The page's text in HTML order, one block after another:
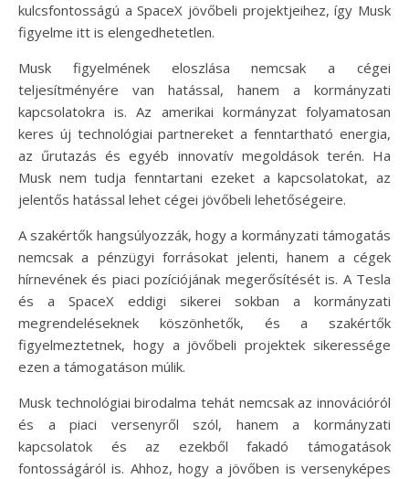
kulcsfontosságú a SpaceX jövőbeli projektjeihez, így Musk
figyelme itt is elengedhetetlen.
Musk figyelmének eloszlása nemcsak a cégei
teljesítményére van hatással, hanem a kormányzati
kapcsolatokra is. Az amerikai kormányzat folyamatosan
keres új technológiai partnereket a fenntartható energia,
az űrutazás és egyéb innovatív megoldások terén. Ha
Musk nem tudja fenntartani ezeket a kapcsolatokat, az
jelentős hatással lehet cégei jövőbeli lehetőségeire.
A szakértők hangsúlyozzák, hogy a kormányzati támogatás
nemcsak a pénzügyi forrásokat jelenti, hanem a cégek
hírnevének és piaci pozíciójának megerősítését is. A Tesla
és a SpaceX eddigi sikerei sokban a kormányzati
megrendeléseknek köszönhetők, és a szakértők
figyelmeztetnek, hogy a jövőbeli projektek sikeressége
ezen a támogatáson múlik.
Musk technológiai birodalma tehát nemcsak az innovációról
és a piaci versenyről szól, hanem a kormányzati
kapcsolatok és az ezekből fakadó támogatások
fontosságáról is. Ahhoz, hogy a jövőben is versenyképes